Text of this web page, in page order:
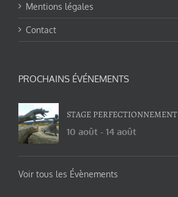
Mentions légales
Contact
PROCHAINS ÉVÉNEMENTS
STAGE PERFECTIONNEMENT
10 août - 14 août
Voir tous les Évènements